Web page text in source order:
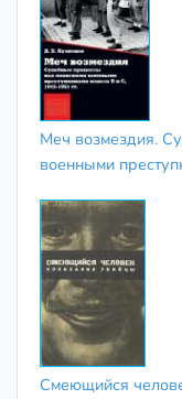
Меч возмездия.
военными
Смеющийся